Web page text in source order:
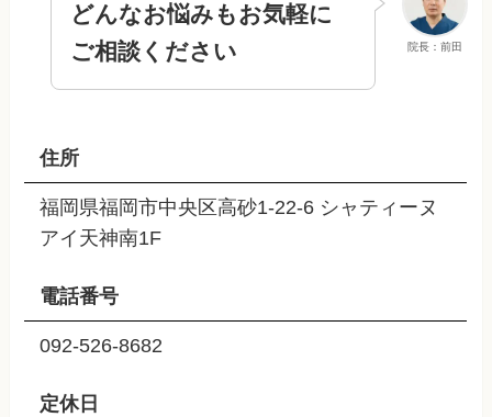
院長：前田
どんなお悩みもお気軽に
ご相談ください
住所
福岡県福岡市中央区高砂1-22-6 シャティーヌ
アイ天神南1F
電話番号
092-526-8682
定休日